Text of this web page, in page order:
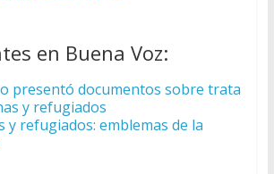
en Buena Voz:
presentó documentos sobre trata
y refugiados
y refugiados: emblemas de la